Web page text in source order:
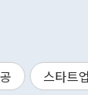
스타트